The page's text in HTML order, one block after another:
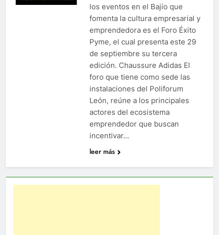
los eventos en el Bajío que
fomenta la cultura empresarial y
emprendedora es el Foro Éxito
Pyme, el cual presenta este 29
de septiembre su tercera
edición. Chaussure Adidas El
foro que tiene como sede las
instalaciones del Poliforum
León, reúne a los principales
actores del ecosistema
emprendedor que buscan
incentivar…
leer más